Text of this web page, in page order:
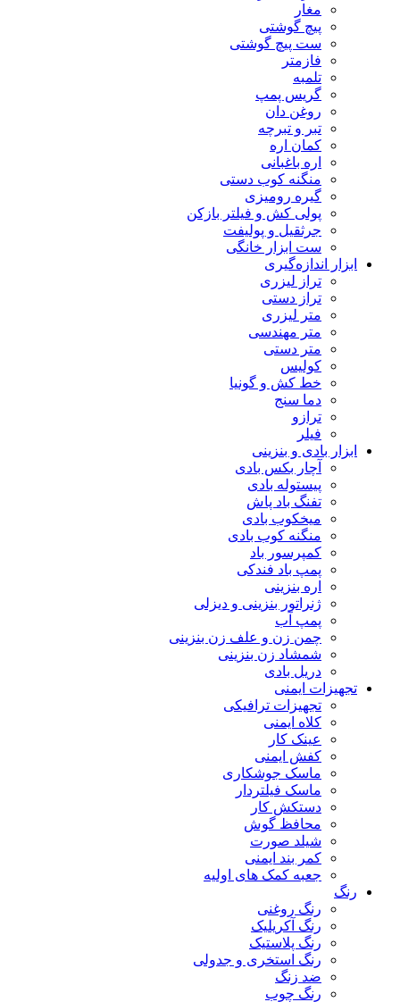
مغار
پیچ گوشتی
ست پیچ گوشتی
فازمتر
تلمبه
گریس پمپ
روغن دان
تبر و تبرچه
کمان اره
اره باغبانی
منگنه کوب دستی
گیره رومیزی
پولی کش و فیلتر بازکن
جرثقیل و پولیفت
ست ابزار خانگی
ابزار اندازه‌گیری
تراز لیزری
تراز دستی
متر لیزری
متر مهندسی
متر دستی
کولیس
خط کش و گونیا
دما سنج
ترازو
فیلر
ابزار بادی و بنزینی
آچار بکس بادی
پیستوله بادی
تفنگ باد پاش
میخکوب بادی
منگنه کوب بادی
کمپرسور باد
پمپ باد فندکی
اره بنزینی
ژنراتور بنزینی و دیزلی
پمپ آب
چمن زن و علف زن بنزینی
شمشاد زن بنزینی
دریل بادی
تجهیزات ایمنی
تجهیزات ترافیکی
کلاه ایمنی
عینک کار
کفش ایمنی
ماسک جوشکاری
ماسک فیلتردار
دستکش کار
محافظ گوش
شیلد صورت
کمر بند ایمنی
جعبه کمک های اولیه
رنگ
رنگ روغنی
رنگ آکریلیک
رنگ پلاستیک
رنگ استخری و جدولی
ضد زنگ
رنگ چوب